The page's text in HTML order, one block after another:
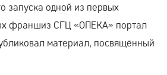
запуска одной из первых
франшиз СГЦ «ОПЕКА» портал
материал, посвящённый